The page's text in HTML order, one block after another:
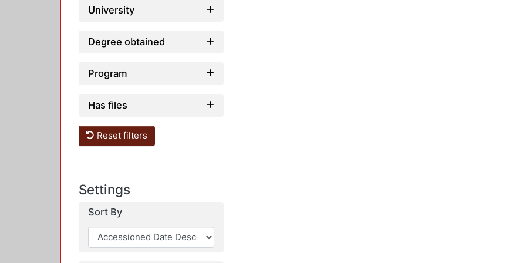
University
Degree obtained
Program
Has files
Reset filters
Settings
Sort By